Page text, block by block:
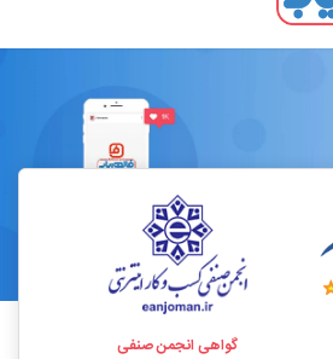
گواهی انجمن صنفی